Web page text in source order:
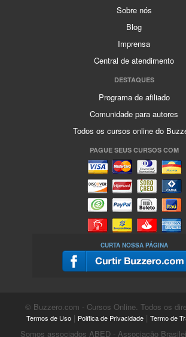
Sobre nós
Blog
Imprensa
Central de atendimento
DESTAQUES
Programa de afiliado
Comunidade para autores
Todos os cursos online do
PAGUE SEUS CURSOS COM
CURTA NOSSA PÁGINA
© Buzzero.com - Cursos Online. Todos os
Termos de Uso| Política de Privacidade| Termo de
Somos associados ABED - Associação